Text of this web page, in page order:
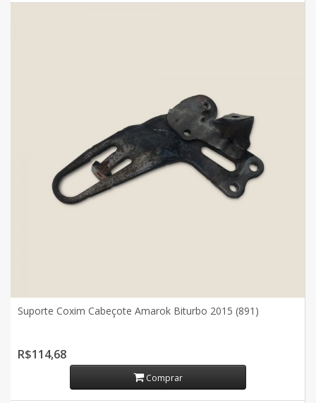
Suporte Coxim Cabeçote Amarok Biturbo 2015 (891)
R$114,68
Comprar